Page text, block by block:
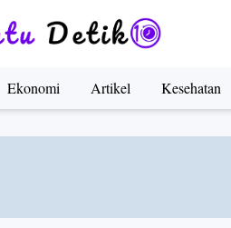
Ekonomi Artikel Kesehatan